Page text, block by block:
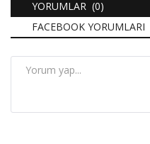
YORUMLAR (0)
FACEBOOK YORUMLARI